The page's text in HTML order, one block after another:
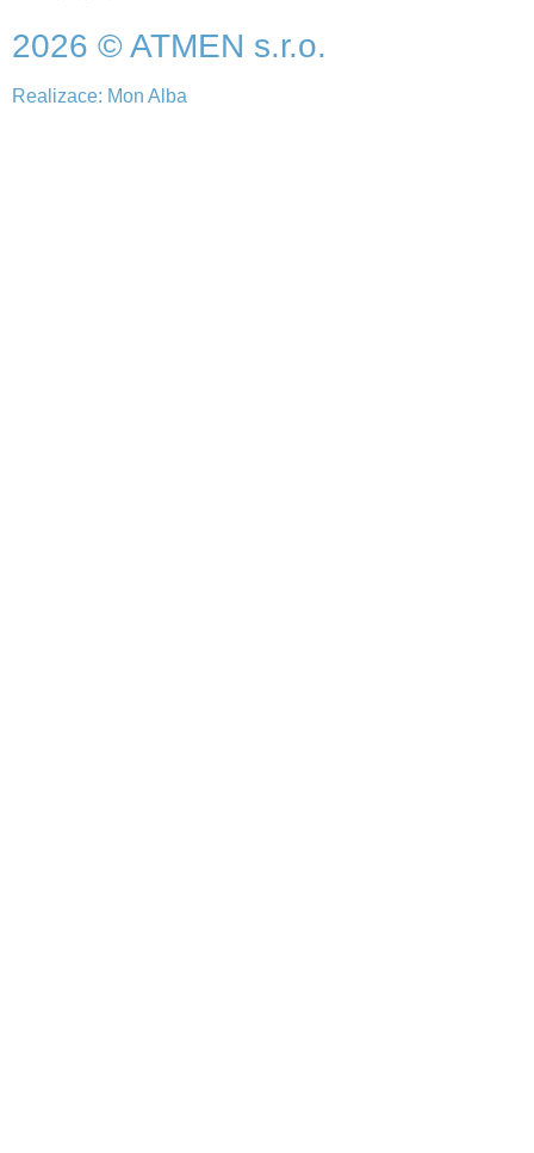
2026 © ATMEN s.r.o.
Realizace: Mon Alba